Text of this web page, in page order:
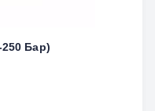
250 Бар)